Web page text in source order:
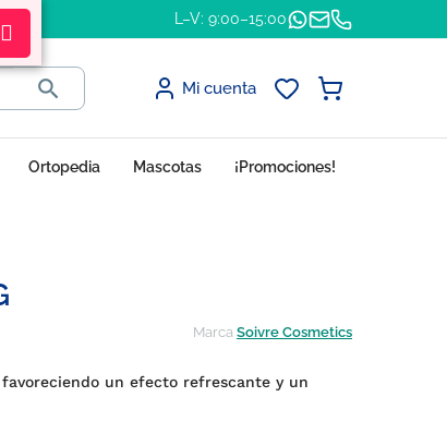
L–V: 9:00–15:00
 Mi cuenta
Ortopedia Mascotas ¡Promociones!
Marca Soivre Cosmetics
un efecto refrescante y un